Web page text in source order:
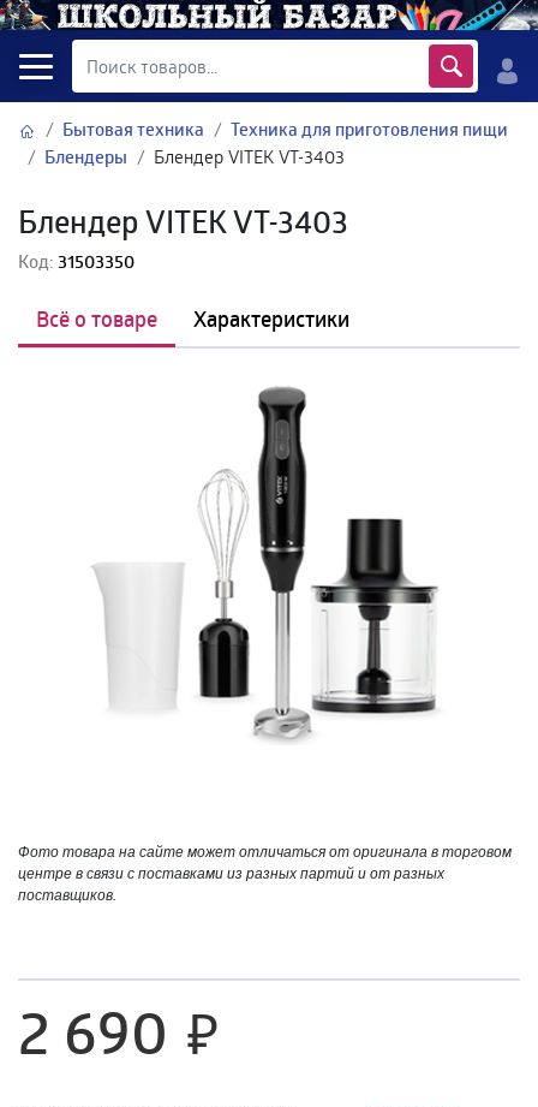
Бытовая техника
Техника для приготовления пищи
Блендеры
Блендер VITEK VT-3403
Блендер VITEK VT-3403
Код:31503350
Всё о товаре Характеристики
Фото товара на сайте может отличаться от оригинала в торговом
центре в связи с поставками из разных партий и от разных
поставщиков.
2 690